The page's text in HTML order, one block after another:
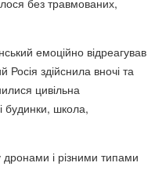
без травмованих,
емоційно відреагував
здійснила вночі та
цивільна
будинки, школа,
дронами і різними типами